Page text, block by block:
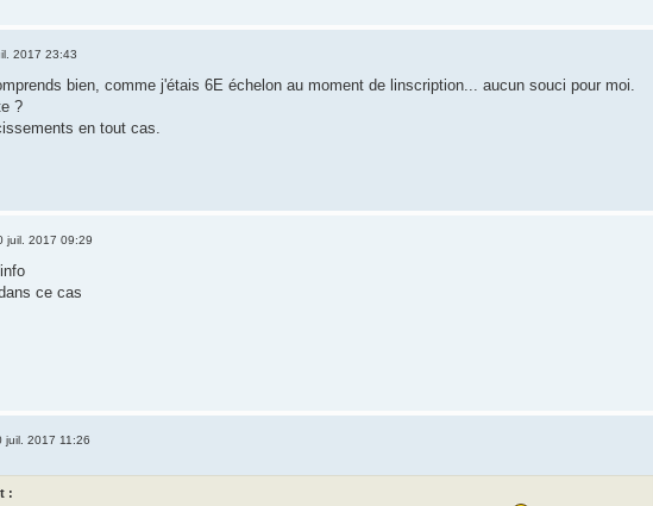
2017 23:43
bien, comme j'étais 6E échelon au moment de linscription... aucun souci pour moi.
?
en tout cas.
juil. 2017 09:29
ce cas
juil. 2017 11:26
: